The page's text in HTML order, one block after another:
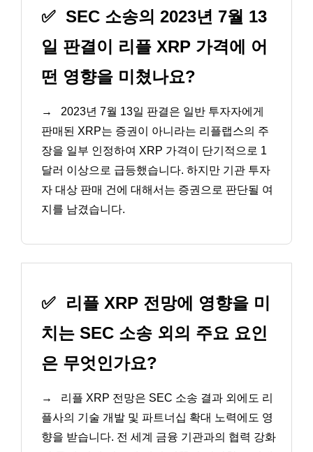
✅ SEC 소송의 2023년 7월 13
일 판결이 리플 XRP 가격에 어
떤 영향을 미쳤나요?
→
2023년 7월 13일 판결은 일반 투자자에게
판매된 XRP는 증권이 아니라는 리플랩스의 주
장을 일부 인정하여 XRP 가격이 단기적으로 1
달러 이상으로 급등했습니다. 하지만 기관 투자
자 대상 판매 건에 대해서는 증권으로 판단될 여
지를 남겼습니다.
✅
리플 XRP 전망에 영향을 미
치는 SEC 소송 외의 주요 요인
은 무엇인가요?
→
리플 XRP 전망은 SEC 소송 결과 외에도 리
플사의 기술 개발 및 파트너십 확대 노력에도 영
향을 받습니다. 전 세계 금융 기관과의 협력 강화